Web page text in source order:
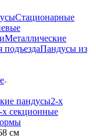
Стационарные
Металлические
Пандусы из
пандусы2-х
х секционные
см